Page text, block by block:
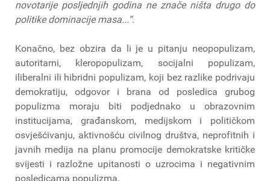
novotarije posljednjih godina ne znače ništa drugo do
politike dominacije masa...“.
Konačno, bez obzira da li je u pitanju neopopulizam,
autoritarni, kleropopulizam, socijalni populizam,
iliberalni ili hibridni populizam, koji bez razlike podrivaju
demokratiju, odgovor i brana od posledica grubog
populizma moraju biti podjednako u obrazovnim
institucijama, građanskom, medijskom i političkom
osvješćivanju, aktivnošću civilnog društva, neprofitnih i
javnih medija na planu promocije demokratske kritičke
svijesti i razložne upitanosti o uzrocima i negativnim
posledicama populizma.